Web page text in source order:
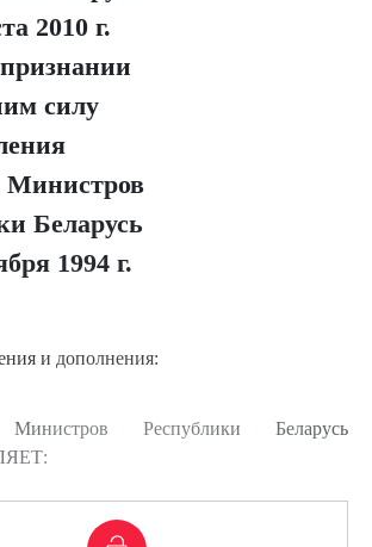
2010 г.
силу
Министров
Беларусь
1994 г.
и дополнения:
Республики Беларусь